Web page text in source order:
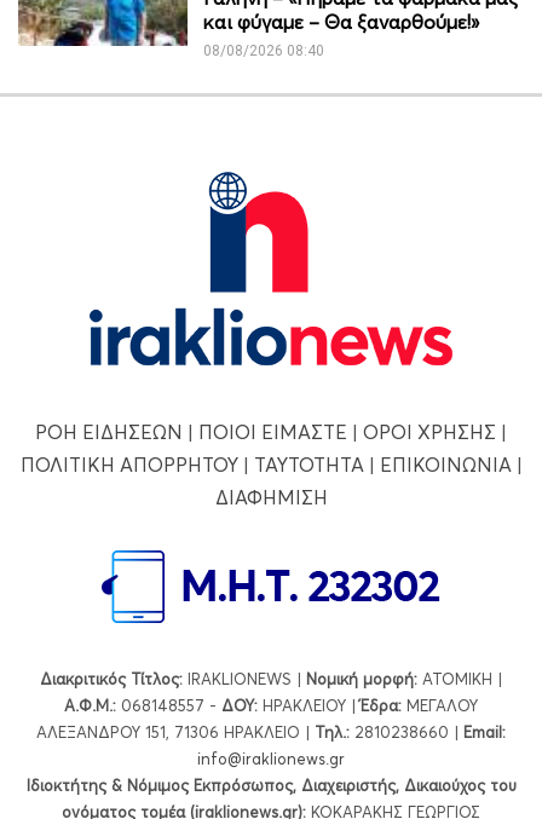
και φύγαμε – Θα ξαναρθούμε!»
08/08/2026 08:40
ΡΟΗ ΕΙΔΗΣΕΩΝ | ΠΟΙΟΙ ΕΙΜΑΣΤΕ | ΟΡΟΙ ΧΡΗΣΗΣ |
ΠΟΛΙΤΙΚΗ ΑΠΟΡΡΗΤΟΥ| ΤΑΥΤΟΤΗΤΑ | ΕΠΙΚΟΙΝΩΝΙΑ |
ΔΙΑΦΗΜΙΣΗ
Διακριτικός Τίτλος: IRAKLIONEWS | Νομική μορφή: ΑΤΟΜΙΚΗ |
Α.Φ.Μ.: 068148557 - ΔΟΥ: ΗΡΑΚΛΕΙΟΥ |Έδρα: ΜΕΓΑΛΟΥ
ΑΛΕΞΑΝΔΡΟΥ 151, 71306 ΗΡΑΚΛΕΙΟ | Τηλ.: 2810238660 | Εmail:
info@iraklionews.gr
Ιδιοκτήτης & Νόμιμος Εκπρόσωπος, Διαχειριστής, Δικαιούχος του
ονόματος τομέα (iraklionews.gr): ΚΟΚΑΡΑΚΗΣ ΓΕΩΡΓΙΟΣ